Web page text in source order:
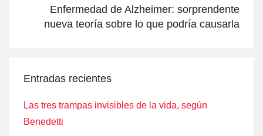
Enfermedad de Alzheimer: sorprendente
nueva teoría sobre lo que podría causarla
Entradas recientes
Las tres trampas invisibles de la vida, según
Benedetti